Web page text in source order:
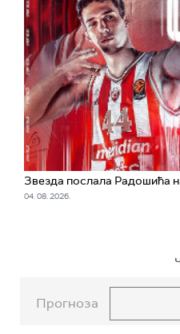
Звезда послала Радошића
04. 08. 2026.
Прогноза